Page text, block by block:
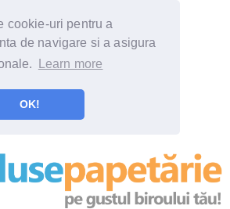
cookie-uri pentru a
de navigare si a asigura
Learn more
OK!